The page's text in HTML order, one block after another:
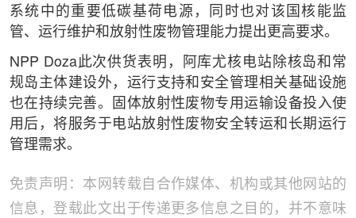
系统中的重要低碳基荷电源，同时也对该国核能监
管、运行维护和放射性废物管理能力提出更高要求。
NPP Doza此次供货表明，阿库尤核电站除核岛和常
规岛主体建设外，运行支持和安全管理相关基础设施
也在持续完善。固体放射性废物专用运输设备投入使
用后，将服务于电站放射性废物安全转运和长期运行
管理需求。
免责声明：本网转载自合作媒体、机构或其他网站的
信息，登载此文出于传递更多信息之目的，并不意味